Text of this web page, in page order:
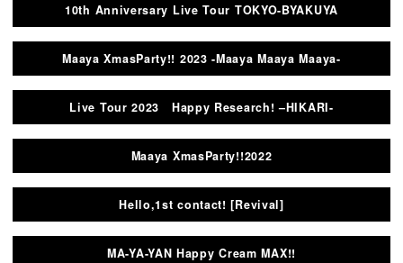
10th Anniversary Live Tour TOKYO-BYAKUYA
Maaya XmasParty!! 2023 -Maaya Maaya Maaya-
Live Tour 2023 Happy Research! –HIKARI-
Maaya XmasParty!!2022
Hello,1st contact! [Revival]
MA-YA-YAN Happy Cream MAX!!